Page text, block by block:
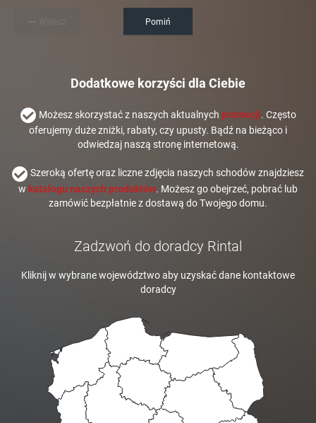
Pomiń
Dodatkowe korzyści dla Ciebie
Możesz skorzystać z naszych aktualnych promocji. Często
oferujemy duże zniżki, rabaty, czy upusty. Bądź na bieżąco i
odwiedzaj naszą stronę internetową.
Szeroką ofertę oraz liczne zdjęcia naszych schodów znajdziesz
w katalogu naszych produktów. Możesz go obejrzeć, pobrać lub
zamówić bezpłatnie z dostawą do Twojego domu.
Zadzwoń do doradcy Rintal
Kliknij w wybrane województwo aby uzyskać dane kontaktowe
doradcy